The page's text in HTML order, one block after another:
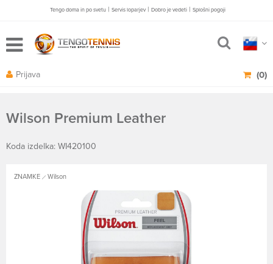
Tengo doma in po svetu | Servis loparjev | Dobro je vedeti | Splošni pogoji
(0)
Prijava
Wilson Premium Leather
Koda izdelka: WI420100
ZNAMKE Wilson